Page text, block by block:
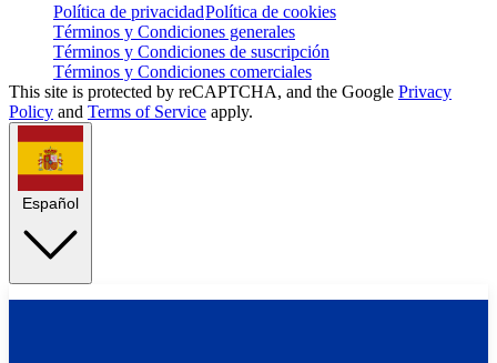
Política de privacidadPolítica de cookies
Términos y Condiciones generales
Términos y Condiciones de suscripción
Términos y Condiciones comerciales
This site is protected by reCAPTCHA, and the Google Privacy
Policy and Terms of Service apply.
Español